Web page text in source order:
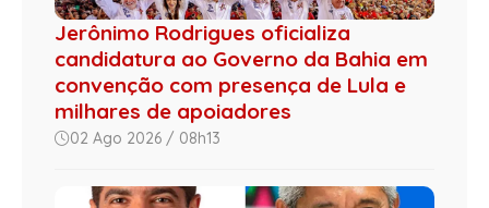
Jerônimo Rodrigues oficializa
candidatura ao Governo da Bahia em
convenção com presença de Lula e
milhares de apoiadores
02 Ago 2026 / 08h13